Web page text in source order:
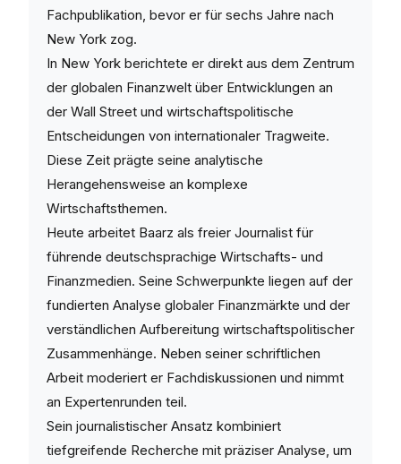
Fachpublikation, bevor er für sechs Jahre nach
New York zog.
In New York berichtete er direkt aus dem Zentrum
der globalen Finanzwelt über Entwicklungen an
der Wall Street und wirtschaftspolitische
Entscheidungen von internationaler Tragweite.
Diese Zeit prägte seine analytische
Herangehensweise an komplexe
Wirtschaftsthemen.
Heute arbeitet Baarz als freier Journalist für
führende deutschsprachige Wirtschafts- und
Finanzmedien. Seine Schwerpunkte liegen auf der
fundierten Analyse globaler Finanzmärkte und der
verständlichen Aufbereitung wirtschaftspolitischer
Zusammenhänge. Neben seiner schriftlichen
Arbeit moderiert er Fachdiskussionen und nimmt
an Expertenrunden teil.
Sein journalistischer Ansatz kombiniert
tiefgreifende Recherche mit präziser Analyse, um